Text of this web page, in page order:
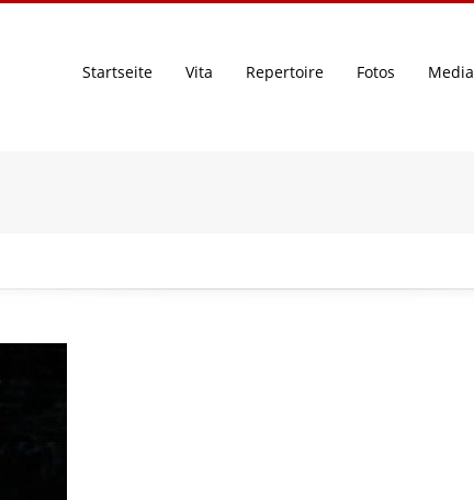
Startseite Vita Repertoire Fotos Media